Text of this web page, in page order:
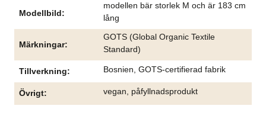
Modellbild
modellen bär storlek M och är 183 cm
lång
Märkningar
GOTS (Global Organic Textile
Standard)
Tillverkning Bosnien, GOTS-certifierad fabrik
Övrigt vegan, påfyllnadsprodukt